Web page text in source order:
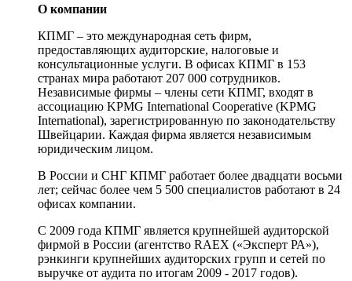
О компании
КПМГ – это международная сеть фирм,
предоставляющих аудиторские, налоговые и
консультационные услуги. В офисах КПМГ в 153
странах мира работают 207 000 сотрудников.
Независимые фирмы – члены сети КПМГ, входят в
ассоциацию KPMG International Cooperative (KPMG
International), зарегистрированную по законодательству
Швейцарии. Каждая фирма является независимым
юридическим лицом.
В России и СНГ КПМГ работает более двадцати восьми
лет; сейчас более чем 5 500 специалистов работают в 24
офисах компании.
C 2009 года КПМГ является крупнейшей аудиторской
фирмой в России (агентство RAEX («Эксперт РА»),
рэнкинги крупнейших аудиторских групп и сетей по
выручке от аудита по итогам 2009 - 2017 годов).